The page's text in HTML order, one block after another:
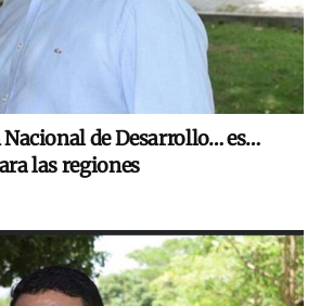
Nacional de Desarrollo… es…
las regiones